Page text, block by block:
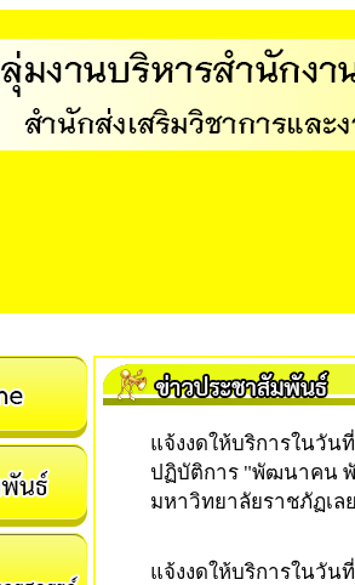
แจ้งงดให้บริการในวัน
ปฏิบัติการ "พัฒนาคน
มหาวิทยาลัยราชภัฏเล
แจ้งงดให้บริการในวัน